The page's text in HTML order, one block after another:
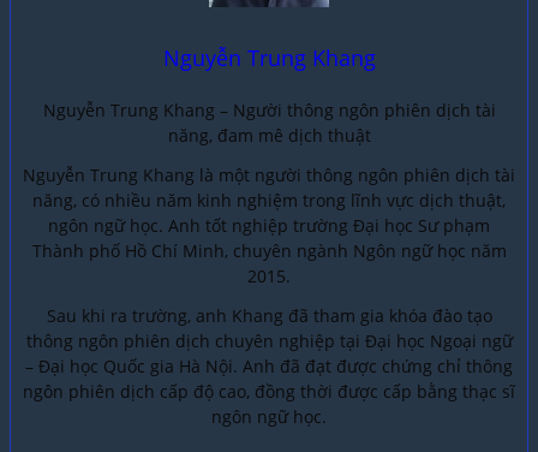
Nguyễn Trung Khang
Nguyễn Trung Khang – Người thông ngôn phiên dịch tài
năng, đam mê dịch thuật
Nguyễn Trung Khang là một người thông ngôn phiên dịch tài
năng, có nhiều năm kinh nghiệm trong lĩnh vực dịch thuật,
ngôn ngữ học. Anh tốt nghiệp trường Đại học Sư phạm
Thành phố Hồ Chí Minh, chuyên ngành Ngôn ngữ học năm
2015.
Sau khi ra trường, anh Khang đã tham gia khóa đào tạo
thông ngôn phiên dịch chuyên nghiệp tại Đại học Ngoại ngữ
– Đại học Quốc gia Hà Nội. Anh đã đạt được chứng chỉ thông
ngôn phiên dịch cấp độ cao, đồng thời được cấp bằng thạc sĩ
ngôn ngữ học.